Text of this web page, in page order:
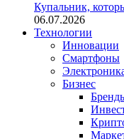
Купальник,
06.07.2026
Технологии
Инновации
Смартфоны
Бизнес